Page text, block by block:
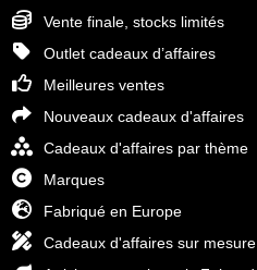
Vente finale, stocks limités
Outlet cadeaux d’affaires
Meilleures ventes
Nouveaux cadeaux d'affaires
Cadeaux d'affaires par thème
Marques
Fabriqué en Europe
Cadeaux d'affaires sur mesure